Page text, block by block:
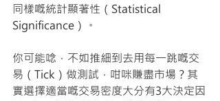
同樣嘅統計顯著性（Statistical
Significance）。
你可能唸，不如推細到去用每一跳嘅交
易（Tick）做測試，咁咪賺盡市場？其
實選擇適當嘅交易密度大分有3大決定因